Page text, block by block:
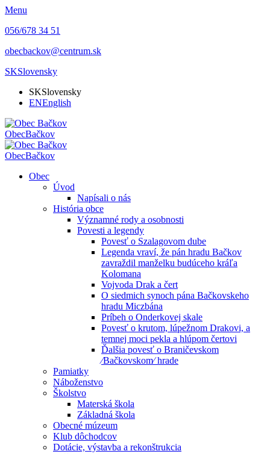
Menu
056/678 34 51
obecbackov@centrum.sk
SKSlovensky
SKSlovensky
ENEnglish
ObecBačkov
ObecBačkov
Obec
Úvod
Napísali o nás
História obce
Významné rody a osobnosti
Povesti a legendy
Povesť o Szalagovom dube
Legenda vraví, že pán hradu Bačkov
zavraždil manželku budúceho kráľa
Kolomana
Vojvoda Drak a čert
O siedmich synoch pána Bačkovskeho
hradu Miczbána
Príbeh o Onderkovej skale
Povesť o krutom, lúpežnom Drakovi, a
temnej moci pekla a hlúpom čertovi
Ďalšia povesť o Braničevskom
⁄Bačkovskom⁄ hrade
Pamiatky
Náboženstvo
Školstvo
Materská škola
Základná škola
Obecné múzeum
Klub dôchodcov
Dotácie, výstavba a rekonštrukcia